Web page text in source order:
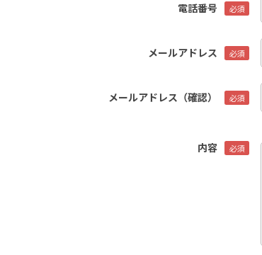
電話番号
メールアドレス
メールアドレス（確認）
内容